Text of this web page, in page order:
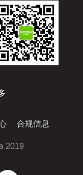
合规信息
2019